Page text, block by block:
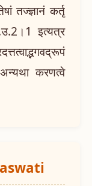
तज्ज्ञानं कर्तृ
इत्यत्र
करणत्वे